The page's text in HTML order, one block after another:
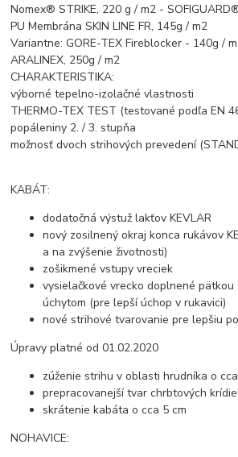
Nomex® STRIKE, 220 g / m2 -
PU Membrána SKIN LINE FR, 145g / m2
Variantne: GORE-TEX Fireblocker - 140g /
ARALINEX, 250g / m2
CHARAKTERISTIKA:
výborné tepelno-izolačné vlastnosti
THERMO-TEX TEST (testované podľa EN
popáleniny 2. / 3. stupňa
možnosť dvoch strihových prevedení
KABÁT:
dodatočná výstuž lakťov KEVLAR
nový zosilnený okraj konca rukávov
a na zvýšenie životnosti)
zošikmené vstupy vreciek
vysielačkové vrecko doplnené pätkou
úchytom (pre lepší úchop v rukavici)
nové strihové tvarovanie pre lepšiu
Úpravy platné od 01.02.2020
zúženie strihu v oblasti hrudníka o
prepracovanejší tvar chrbtových
skrátenie kabáta o cca 5 cm
NOHAVICE: